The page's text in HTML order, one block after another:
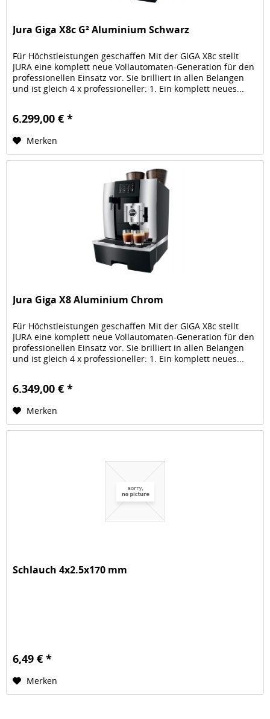
Jura Giga X8c G² Aluminium Schwarz
Für Höchstleistungen geschaffen Mit der GIGA X8c stellt
JURA eine komplett neue Vollautomaten-Generation für den
professionellen Einsatz vor. Sie brilliert in allen Belangen
und ist gleich 4 x professioneller: 1. Ein komplett neues...
6.299,00 € *
Merken
Jura Giga X8 Aluminium Chrom
Für Höchstleistungen geschaffen Mit der GIGA X8c stellt
JURA eine komplett neue Vollautomaten-Generation für den
professionellen Einsatz vor. Sie brilliert in allen Belangen
und ist gleich 4 x professioneller: 1. Ein komplett neues...
6.349,00 € *
Merken
Schlauch 4x2.5x170 mm
6,49 € *
Merken